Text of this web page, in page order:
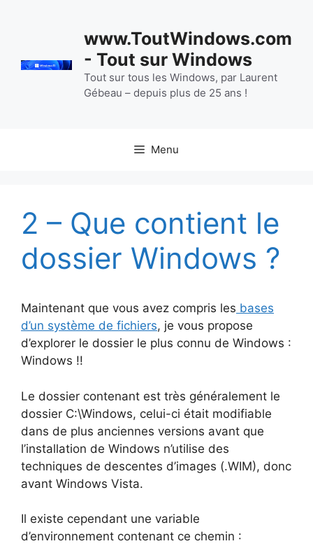
www.ToutWindows.com
- Tout sur Windows
Tout sur tous les Windows, par Laurent
Gébeau – depuis plus de 25 ans !
Menu
2 – Que contient le
dossier Windows ?
Maintenant que vous avez compris les bases
d’un système de fichiers, je vous propose
d’explorer le dossier le plus connu de Windows :
Windows !!
Le dossier contenant est très généralement le
dossier C:\Windows, celui-ci était modifiable
dans de plus anciennes versions avant que
l’installation de Windows n’utilise des
techniques de descentes d’images (.WIM), donc
avant Windows Vista.
Il existe cependant une variable
d’environnement contenant ce chemin :